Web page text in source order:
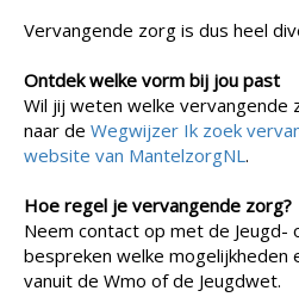
Vervangende zorg is dus heel
Ontdek welke vorm bij jou past
Wil jij weten welke vervangende
naar de Wegwijzer Ik zoek
website van MantelzorgNL.
Hoe regel je vervangende zorg?
Neem contact op met de Jeugd-
bespreken welke
vanuit de Wmo of de Jeugdwet.